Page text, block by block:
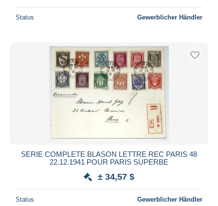
Status Gewerblicher Händler
SERIE COMPLETE BLASON LETTRE REC PARIS 48
22.12.1941 POUR PARIS SUPERBE
± 34,57 $
Status Gewerblicher Händler